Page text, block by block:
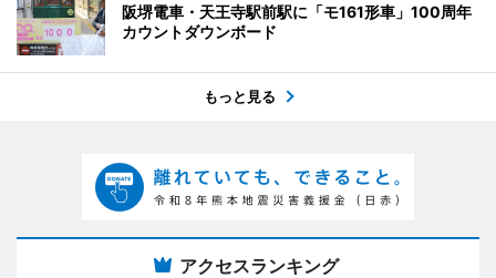
阪堺電車・天王寺駅前駅に「モ161形車」100周年
カウントダウンボード
もっと見る
アクセスランキング